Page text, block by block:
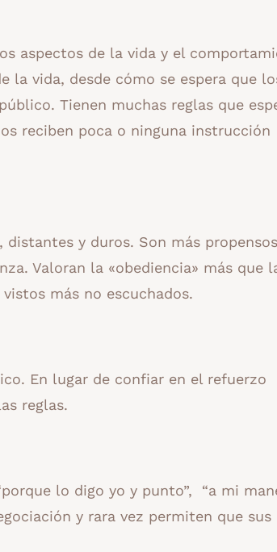
aspectos de la vida y el
la vida, desde cómo se espera que
Tienen muchas reglas que
reciben poca o ninguna instrucción
y duros. Son más
Valoran la «obediencia» más que
más no escuchados.
En lugar de confiar en el refuerzo
reglas.
lo digo yo y punto”, “a mi
y rara vez permiten que sus